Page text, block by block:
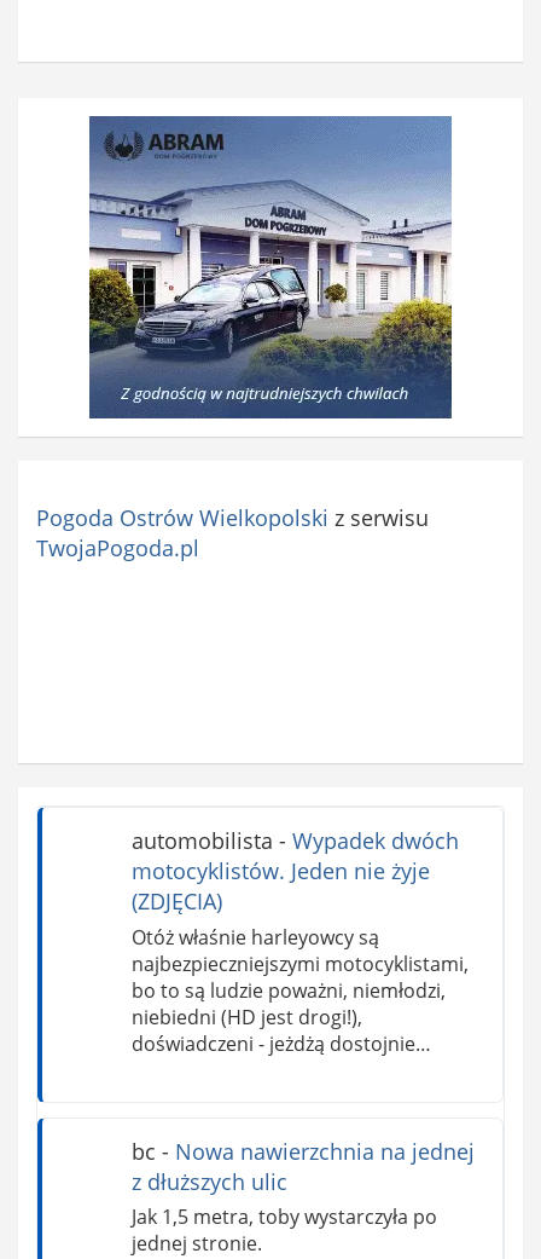
Pogoda Ostrów Wielkopolski z serwisu
TwojaPogoda.pl
automobilista - Wypadek dwóch
motocyklistów. Jeden nie żyje
(ZDJĘCIA)
Otóż właśnie harleyowcy są
najbezpieczniejszymi motocyklistami,
bo to są ludzie poważni, niemłodzi,
niebiedni (HD jest drogi!),
doświadczeni - jeżdżą dostojnie…
bc - Nowa nawierzchnia na jednej
z dłuższych ulic
Jak 1,5 metra, toby wystarczyła po
jednej stronie.